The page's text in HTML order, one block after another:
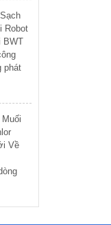
Robot
BWT
phát
Về